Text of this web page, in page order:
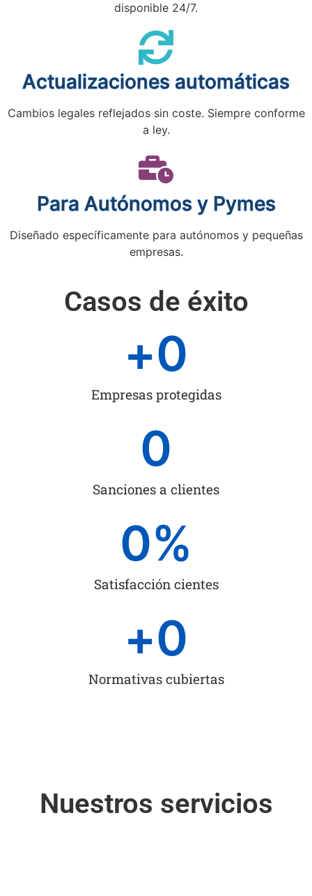
disponible 24/7.
Actualizaciones automáticas
Cambios legales reflejados sin coste. Siempre conforme
a ley.
Para Autónomos y Pymes
Diseñado específicamente para autónomos y pequeñas
empresas.
Casos de éxito
Empresas protegidas
+0
Sanciones a clientes
0
Satisfacción cientes
0%
Normativas cubiertas
+0
Nuestros servicios